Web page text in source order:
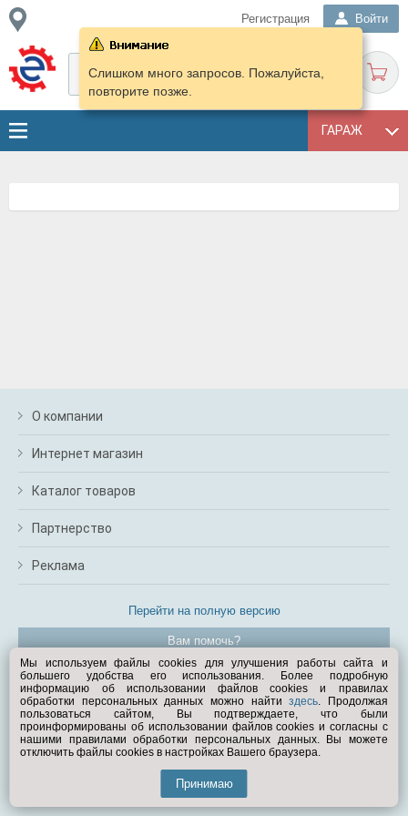
Регистрация Войти
ГАРАЖ
Слишком много запросов. Пожалуйста,
повторите позже.
О компании
Интернет магазин
Каталог товаров
Партнерство
Реклама
Перейти на полную версию
Вам помочь?
© Exist.ru 1998—2026
Мы используем файлы cookies для улучшения работы сайта и
большего удобства его использования. Более подробную
информацию об использовании файлов cookies и правилах
обработки персональных данных можно найтиздесь. Продолжая
пользоваться сайтом, Вы подтверждаете, что были
проинформированы об использовании файлов cookies и согласны с
нашими правилами обработки персональных данных. Вы можете
отключить файлы cookies в настройках Вашего браузера.
Принимаю